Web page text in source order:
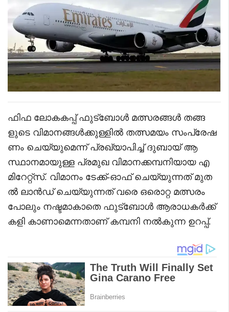
ഫിഫ ലോകകപ്പ് ഫുട്ബോൾ മത്സരങ്ങൾ തങ്ങ
ളുടെ വിമാനങ്ങൾക്കുള്ളിൽ തത്സമയം സംപ്രേഷ
ണം ചെയ്യുമെന്ന് പ്രഖ്യാപിച്ച് ദുബായ് ആ
സ്ഥാനമായുള്ള പ്രമുഖ വിമാനക്കമ്പനിയായ എ
മിറേറ്റ്സ്. വിമാനം ടേക്ക്-ഓഫ് ചെയ്യുന്നത് മുത
ൽ ലാൻഡ് ചെയ്യുന്നത് വരെ ഒരൊറ്റ മത്സരം
പോലും നഷ്ടമാകാതെ ഫുട്ബോൾ ആരാധകർക്ക്
കളി കാണാമെന്നതാണ് കമ്പനി നൽകുന്ന ഉറപ്പ്.